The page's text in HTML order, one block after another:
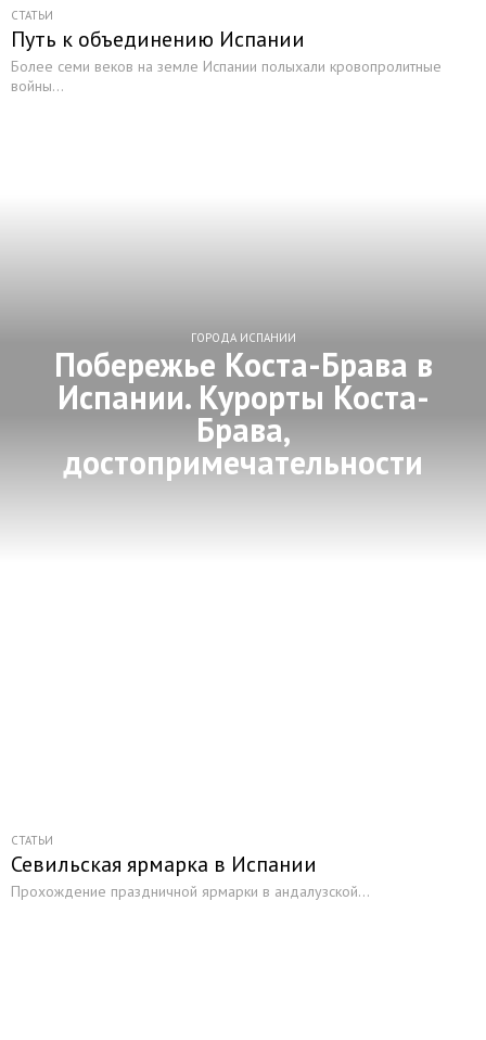
СТАТЬИ
Путь к объединению Испании
Более семи веков на земле Испании полыхали кровопролитные
войны...
ГОРОДА ИСПАНИИ
Побережье Коста-Брава в
Испании. Курорты Коста-
Брава,
достопримечательности
СТАТЬИ
Севильская ярмарка в Испании
Прохождение праздничной ярмарки в андалузской...